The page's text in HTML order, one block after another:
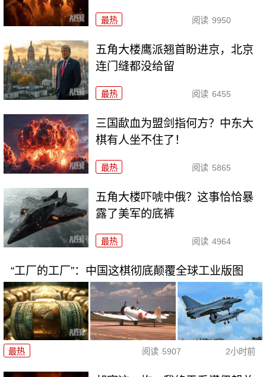
最热 阅读 9950
五角大楼鹰派翘首盼进京，北京
连门缝都没给留
最热 阅读 6455
三国歃血为盟剑指何方？中东大
棋有人坐不住了！
最热 阅读 5865
五角大楼吓唬中俄？这事恰恰暴
露了美军的底裤
最热 阅读 4964
“工厂的工厂”：中国这棋彻底颠覆全球工业版图
最热 阅读 5907 2小时前